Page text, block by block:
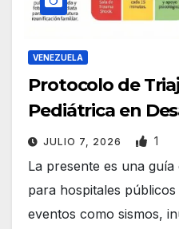
VENEZUELA
Protocolo de
Pediátrica en
JULIO 7, 2026 1
La presente es una
para hospitales
eventos como sismos,